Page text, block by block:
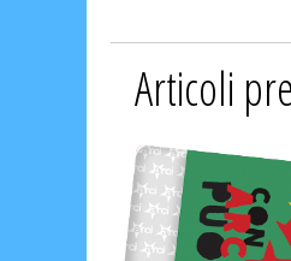
Articoli